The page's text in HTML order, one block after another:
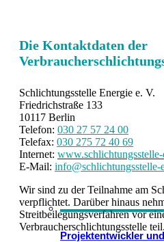
Projektentwickler
Die Kontaktdaten der
Schlichtungsstelle Energie e. V.
Friedrichstraße 133
10117 Berlin
Telefon: 030 27 57 24 00
Telefax: 030 275 72 40 69
Internet: www.schlichtungsstelle-
E-Mail: info@schlichtungsstelle-
Wir sind zu der Teilnahme am
verpflichtet. Darüber hinaus
Streitbeilegungsverfahren vor
Verbraucherschlichtungsstelle teil.